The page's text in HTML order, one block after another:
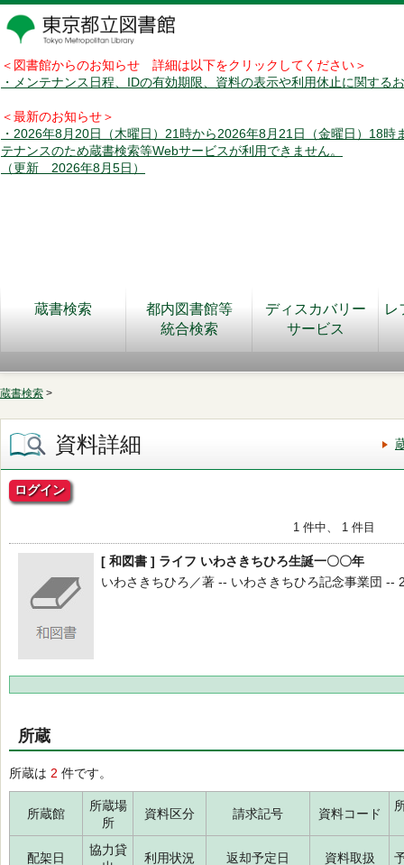
＜図書館からのお知らせ 詳細は以下をクリックしてください＞
・メンテナンス日程、IDの有効期限、資料の表示や利用休止に関する
＜最新のお知らせ＞
・2026年8月20日（木曜日）21時から2026年8月21日（金曜日）18時
テナンスのため蔵書検索等Webサービスが利用できません。
（更新 2026年8月5日）
蔵書検索
都内図書館等
統合検索
ディスカバリー
サービス
レ
蔵書検索 >
資料詳細
ログイン
1 件中、 1 件目
[ 和図書 ] ライフ いわさきちひろ生誕一〇〇年
いわさきちひろ／著 -- いわさきちひろ記念事業団 --
所蔵
所蔵は 2 件です。
所蔵館
所蔵場
所
資料区分 請求記号 資料コード
配架日
協力貸
利用状況 返却予定日 資料取扱